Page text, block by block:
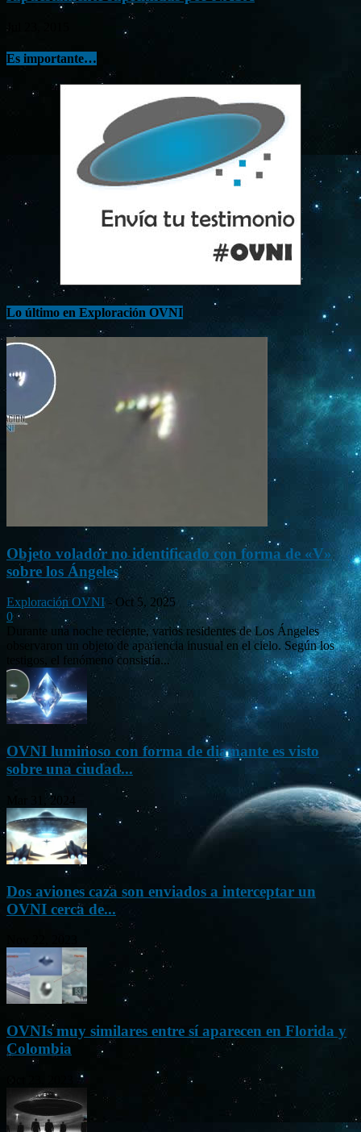
Jul 23, 2015
Es importante…
Lo último en Exploración OVNI
Objeto volador no identificado con forma de «V»
sobre los Ángeles
Exploración OVNI - Oct 5, 2025
0
Durante una noche reciente, varios residentes de Los Ángeles
observaron un objeto de apariencia inusual en el cielo. Según los
testigos, el fenómeno consistía...
OVNI luminoso con forma de diamante es visto
sobre una ciudad...
Mar 31, 2024
Dos aviones caza son enviados a interceptar un
OVNI cerca de...
OVNIs muy similares entre sí aparecen en Florida y
Colombia